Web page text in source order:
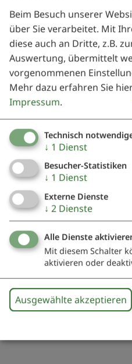
Veranstalter
Gemeinde Bergen
Herr Erster Bürgermeister
Schmiedgasse 1
91790 Nennslingen
09147 941113
Auch an diesem
Weihnachten/Silvester
Singen unterm
Beim Besuch unserer
über Sie verarbeitet. Mit
diese auch an Dritte, z.B.
Auswertung, übermittelt
vorgenommenen
Mehr dazu erfahren Sie
Impressum.
Technisch
↓ 1 Dienst
Besucher-Statistiken
↓ 1 Dienst
Externe Dienste
↓ 2 Dienste
Alle Dienste
Mit diesem Schalter
aktivieren oder
Ausgewählte akzeptieren